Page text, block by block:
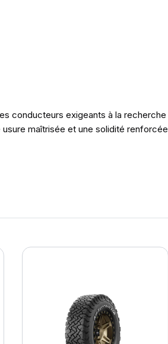
conducteurs exigeants à la recherche
maîtrisée et une solidité renforcée